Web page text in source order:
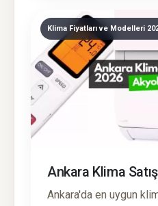
Klima Fiyatları ve Modelleri
Ankara Klima
Ankara'da en uygun